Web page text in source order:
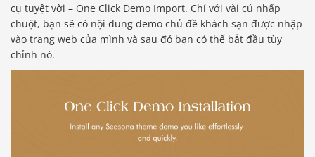
cụ tuyệt vời – One Click Demo Import. Chỉ với vài cú nhấp
chuột, bạn sẽ có nội dung demo chủ đề khách sạn được nhập
vào trang web của mình và sau đó bạn có thể bắt đầu tùy
chỉnh nó.